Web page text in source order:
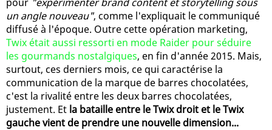
un angle nouveau", comme l'expliquait le communiqué
diffusé à l'époque. Outre cette opération marketing,
Twix était aussi ressorti en mode Raider pour séduire
les gourmands nostalgiques, en fin d'année 2015. Mais,
surtout, ces derniers mois, ce qui caractérise la
communication de la marque de barres chocolatées,
c'est la rivalité entre les deux barres chocolatées,
justement. Et la bataille entre le Twix droit et le Twix
gauche vient de prendre une nouvelle dimension...